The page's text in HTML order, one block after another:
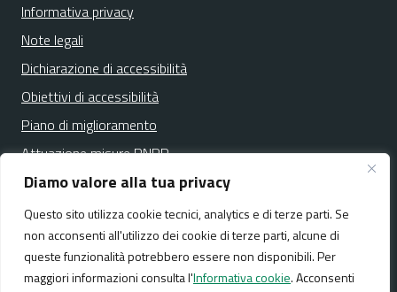
Diamo valore alla tua privacy
Questo sito utilizza cookie tecnici, analytics e di terze parti. Se
non acconsenti all'utilizzo dei cookie di terze parti, alcune di
queste funzionalità potrebbero essere non disponibili. Per
maggiori informazioni consulta l'Informativa cookie. Acconsenti
Informativa privacy
Note legali
Dichiarazione di accessibilità
Obiettivi di accessibilità
Piano di miglioramento
Attuazione misure PNRR
Media policy Mappa del sito